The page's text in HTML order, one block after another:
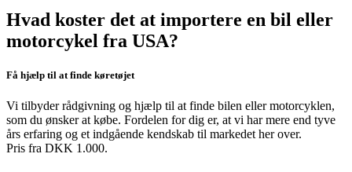
Hvad koster det at importere en bil eller
motorcykel fra USA?
Få hjælp til at finde køretøjet
Vi tilbyder rådgivning og hjælp til at finde bilen eller motorcyklen,
som du ønsker at købe. Fordelen for dig er, at vi har mere end tyve
års erfaring og et indgående kendskab til markedet her over.
Pris fra DKK 1.000.